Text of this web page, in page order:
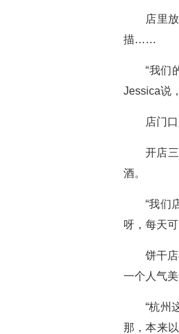
店里
描……
“我们
Jessica说
店门
开店
酒。
“我们
呀，每天
饼干
一个人气
“杭州
那，本来